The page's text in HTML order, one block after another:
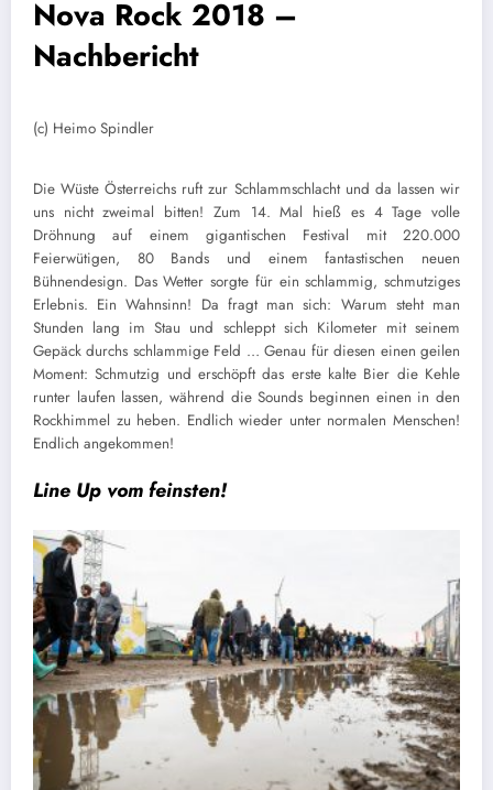
Nova Rock 2018 –
Nachbericht
(c) Heimo Spindler
Die Wüste Österreichs ruft zur Schlammschlacht und da lassen wir
uns nicht zweimal bitten! Zum 14. Mal hieß es 4 Tage volle
Dröhnung auf einem gigantischen Festival mit 220.000
Feierwütigen, 80 Bands und einem fantastischen neuen
Bühnendesign. Das Wetter sorgte für ein schlammig, schmutziges
Erlebnis. Ein Wahnsinn! Da fragt man sich: Warum steht man
Stunden lang im Stau und schleppt sich Kilometer mit seinem
Gepäck durchs schlammige Feld … Genau für diesen einen geilen
Moment: Schmutzig und erschöpft das erste kalte Bier die Kehle
runter laufen lassen, während die Sounds beginnen einen in den
Rockhimmel zu heben. Endlich wieder unter normalen Menschen!
Endlich angekommen!
Line Up vom feinsten!